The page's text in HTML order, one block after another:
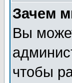
Зачем
Вы
чтобы